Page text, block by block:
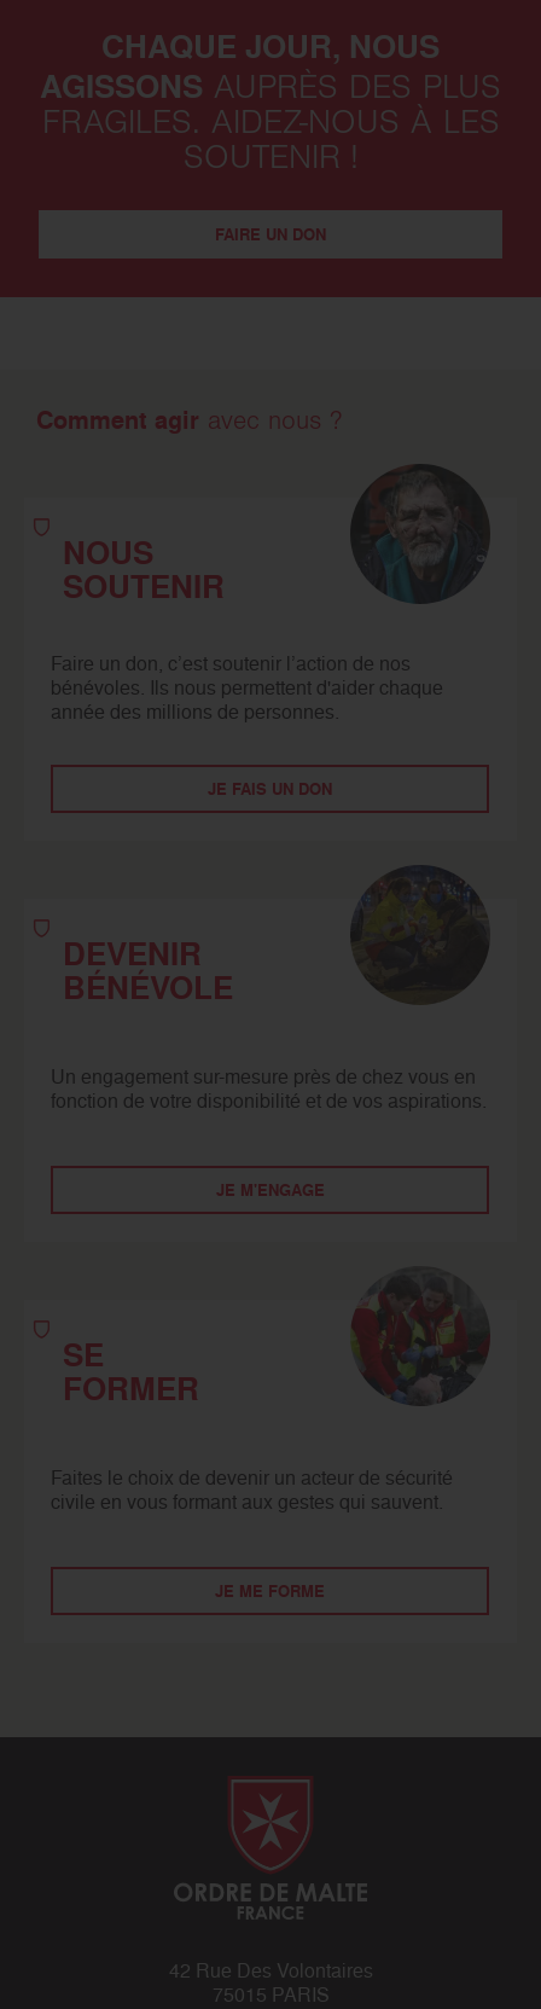
CHAQUE JOUR, NOUS
AGISSONS AUPRÈS DES PLUS
FRAGILES. AIDEZ-NOUS À LES
SOUTENIR !
FAIRE UN DON
Comment agir avec nous ?
NOUS
SOUTENIR
Faire un don, c’est soutenir l’action de nos
bénévoles. Ils nous permettent d'aider chaque
année des millions de personnes.
JE FAIS UN DON
DEVENIR
BÉNÉVOLE
Un engagement sur-mesure près de chez vous en
fonction de votre disponibilité et de vos aspirations.
JE M'ENGAGE
SE
FORMER
Faites le choix de devenir un acteur de sécurité
civile en vous formant aux gestes qui sauvent.
JE ME FORME
42 Rue Des Volontaires
75015 PARIS